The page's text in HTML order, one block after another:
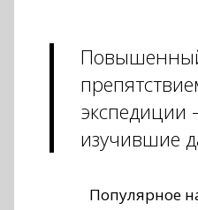
экспедиции
изучившие
Популярное